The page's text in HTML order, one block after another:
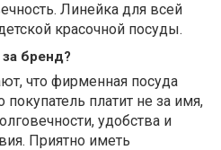
Линейка для всей
красочной посуды.
бренд?
что фирменная посуда
платит не за имя,
удобства и
Приятно иметь